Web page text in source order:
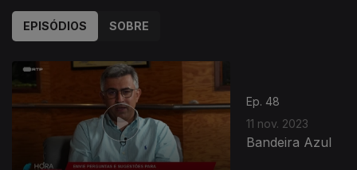
EPISÓDIOS SOBRE
Ep. 48
11 nov. 2023
Bandeira Azul